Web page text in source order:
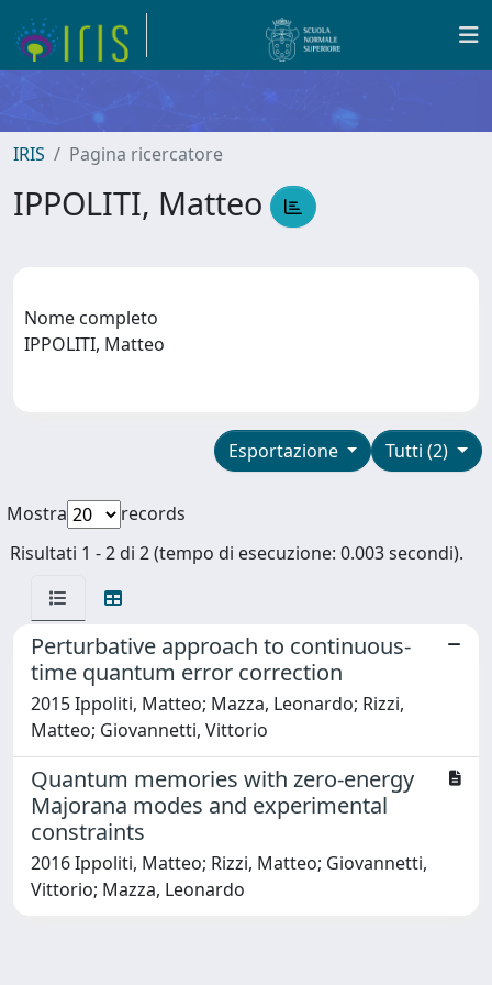
IRIS Pagina ricercatore
IPPOLITI, Matteo
Nome completo
IPPOLITI, Matteo
Tutti (2)
Esportazione
Mostra
records
Risultati 1 - 2 di 2 (tempo di esecuzione: 0.003 secondi).
Perturbative approach to continuous-
time quantum error correction
2015 Ippoliti, Matteo; Mazza, Leonardo; Rizzi,
Matteo; Giovannetti, Vittorio
Quantum memories with zero-energy
Majorana modes and experimental
constraints
2016 Ippoliti, Matteo; Rizzi, Matteo; Giovannetti,
Vittorio; Mazza, Leonardo